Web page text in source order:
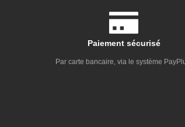
Paiement sécurisé
Par carte bancaire, via le système